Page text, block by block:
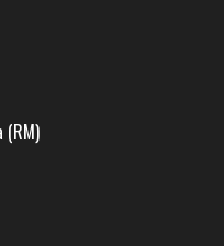
(RM)